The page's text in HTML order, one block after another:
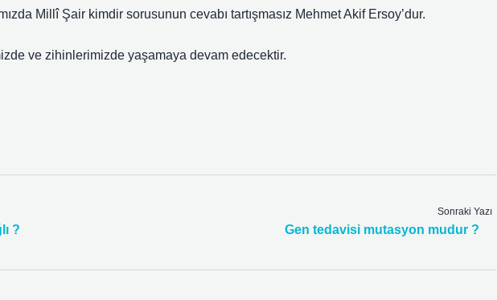
Millî Şair kimdir sorusunun cevabı tartışmasız Mehmet Akif Ersoy’dur.
ve zihinlerimizde yaşamaya devam edecektir.
?
Sonraki Yazı
Gen tedavisi mutasyon mudur ?